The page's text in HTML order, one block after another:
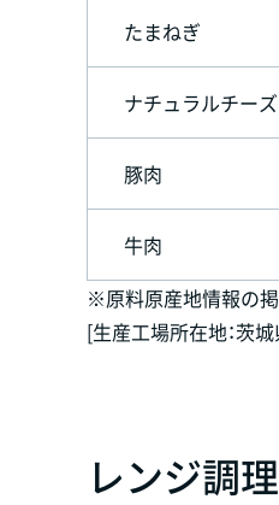
たまねぎ
ナチュラルチーズ
豚肉
牛肉
※原料原産地情報の
[生産工場所在地：茨
レンジ調